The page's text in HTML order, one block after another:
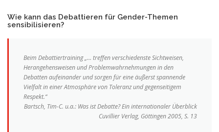
Wie kann das Debattieren für Gender-Themen
sensibilisieren?
Beim Debattiertraining „… treffen verschiedenste Sichtweisen,
Herangehensweisen und Problemwahrnehmungen in den
Debatten aufeinander und sorgen für eine äußerst spannende
Vielfalt in einer Atmosphäre von Toleranz und gegenseitigem
Respekt.“
Bartsch, Tim-C. u.a.: Was ist Debatte? Ein internationaler Überblick
Cuvillier Verlag, Göttingen 2005, S. 13